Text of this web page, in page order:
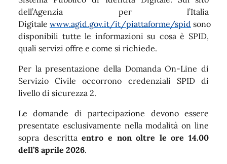
dell’Agenzia per l’Italia
Digitale www.agid.gov.it/it/piattaforme/spid sono
disponibili tutte le informazioni su cosa è SPID,
quali servizi offre e come si richiede.
Per la presentazione della Domanda On-Line di
Servizio Civile occorrono credenziali SPID di
livello di sicurezza 2.
Le domande di partecipazione devono essere
presentate esclusivamente nella modalità on line
sopra descrittaentro e non oltre le ore 14.00
dell’8 aprile 2026.